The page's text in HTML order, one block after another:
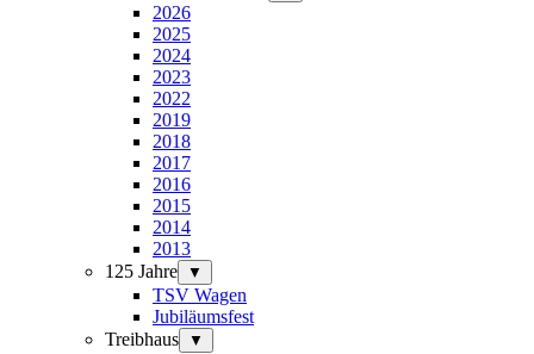
2026
2025
2024
2023
2022
2019
2018
2017
2016
2015
2014
2013
125 Jahre
▼
TSV Wagen
Jubiläumsfest
Treibhaus
▼